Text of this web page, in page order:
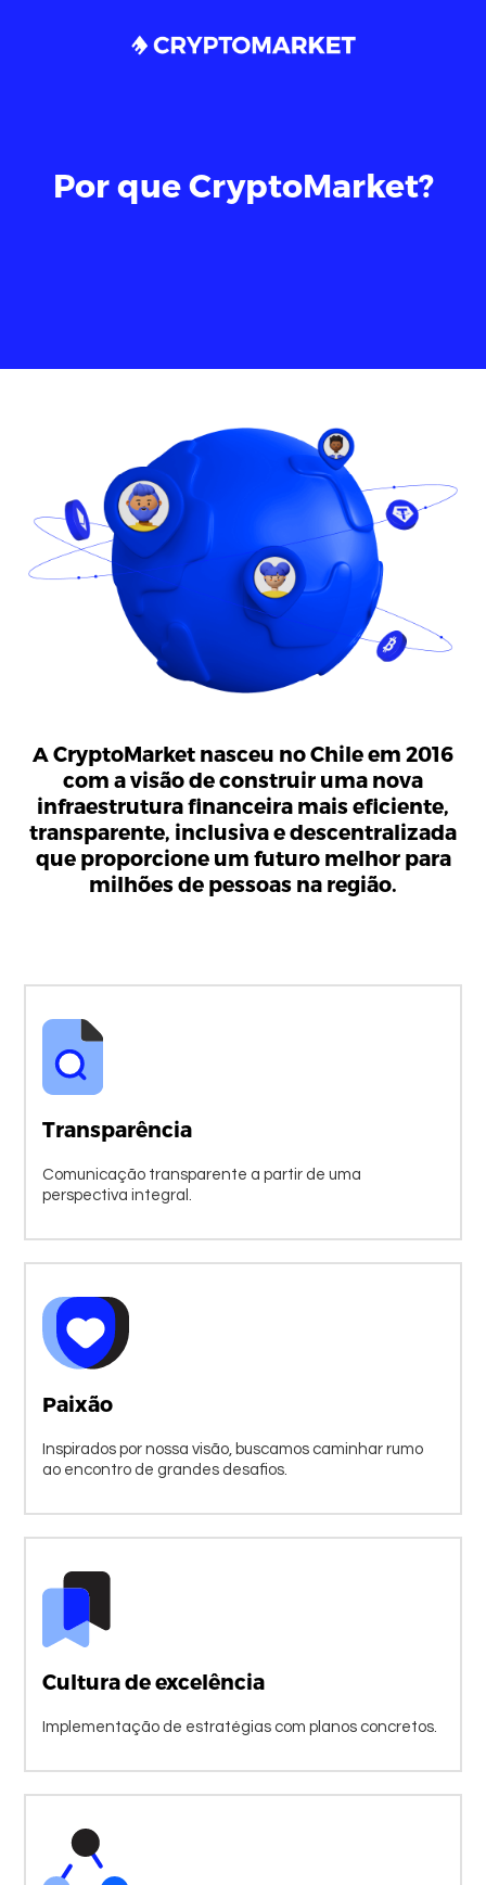
Por que CryptoMarket?
A CryptoMarket nasceu no Chile em 2016
com a visão de construir uma nova
infraestrutura financeira mais eficiente,
transparente, inclusiva e descentralizada
que proporcione um futuro melhor para
milhões de pessoas na região.
Transparência
Comunicação transparente a partir de uma
perspectiva integral.
Paixão
Inspirados por nossa visão, buscamos caminhar rumo
ao encontro de grandes desafios.
Cultura de excelência
Implementação de estratégias com planos concretos.